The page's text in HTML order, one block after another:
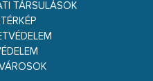
TÁRSULÁSOK